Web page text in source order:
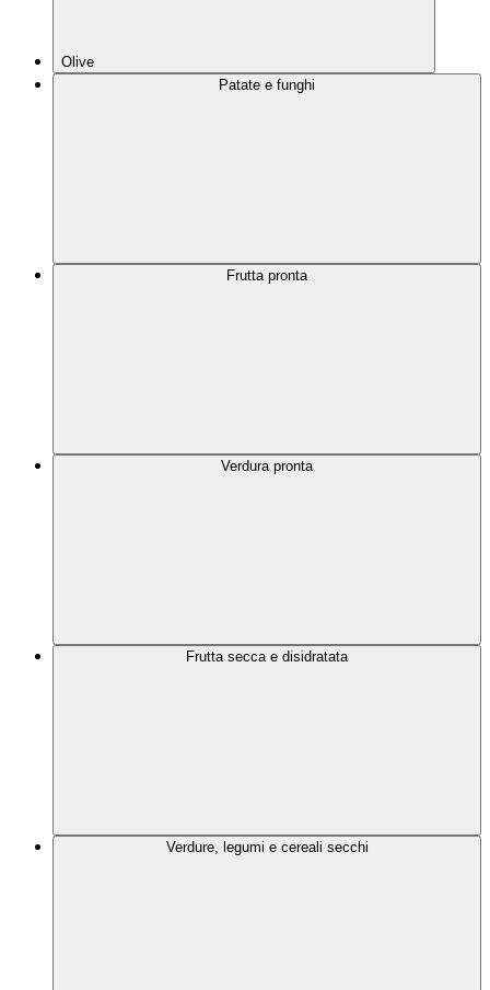
Olive
Patate e funghi
Frutta pronta
Verdura pronta
Frutta secca e disidratata
Verdure, legumi e cereali secchi